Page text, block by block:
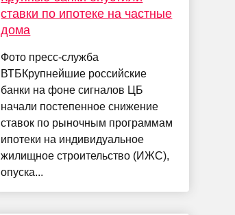
ставки по ипотеке на частные
дома
Фото пресс-служба
ВТБКрупнейшие российские
банки на фоне сигналов ЦБ
начали постепенное снижение
ставок по рыночным программам
ипотеки на индивидуальное
жилищное строительство (ИЖС),
опуска...